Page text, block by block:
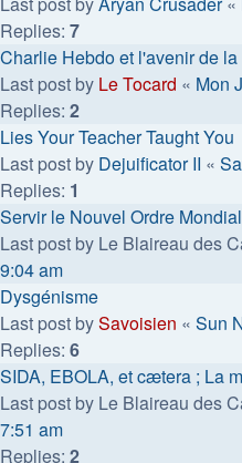
Replies: 7
Charlie Hebdo et l'avenir de
Last post by Le Tocard « Mon
Replies: 2
Lies Your Teacher Taught You
Last post by Dejuificator II «
Replies: 1
Servir le Nouvel Ordre
Last post by Le Blaireau des
9:04 am
Dysgénisme
Last post bySavoisien « Sun
Replies: 6
SIDA, EBOLA, et cætera ; La
Last post by Le Blaireau des
7:51 am
Replies: 2